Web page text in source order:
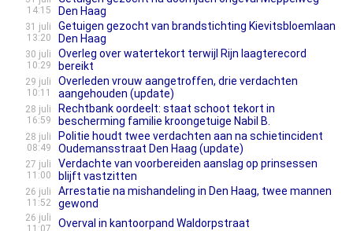
14:15
Den Haag
31 juli
13:20
Getuigen gezocht van brandstichting Kievitsbloemlaan
Den Haag
30 juli
10:29
Overleg over watertekort terwijl Rijn laagterecord
bereikt
29 juli
10:11
Overleden vrouw aangetroffen, drie verdachten
aangehouden (update)
28 juli
16:59
Rechtbank oordeelt: staat schoot tekort in
bescherming familie kroongetuige Nabil B.
28 juli
08:49
Politie houdt twee verdachten aan na schietincident
Oudemansstraat Den Haag (update)
27 juli
11:00
Verdachte van voorbereiden aanslag op prinsessen
blijft vastzitten
26 juli
11:52
Arrestatie na mishandeling in Den Haag, twee mannen
gewond
26 juli
11:07
Overval in kantoorpand Waldorpstraat